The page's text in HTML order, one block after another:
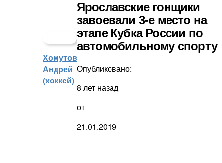
Хомутов
Андрей
(хоккей)
Ярославские гонщики
завоевали 3-е место на
этапе Кубка России по
автомобильному спорту
Опубликовано:
8 лет назад
от
21.01.2019